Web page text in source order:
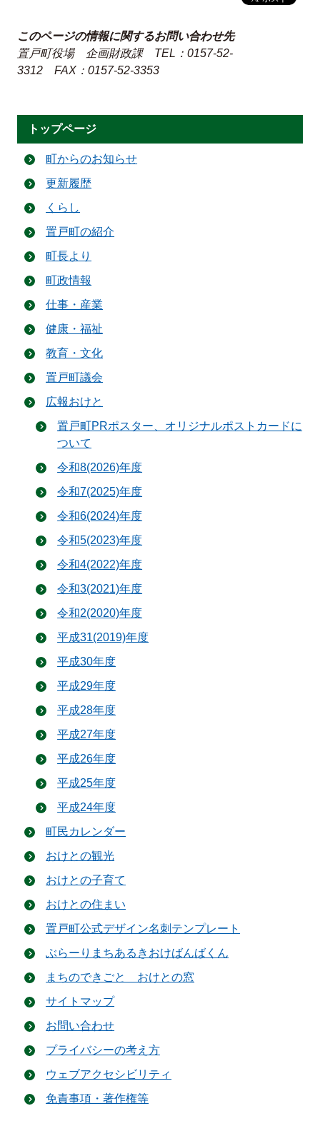
このページの情報に関するお問い合わせ先
置戸町役場 企画財政課
TEL：0157-52-
3312
FAX：0157-52-3353
トップページ
町からのお知らせ
更新履歴
くらし
置戸町の紹介
町長より
町政情報
仕事・産業
健康・福祉
教育・文化
置戸町議会
広報おけと
置戸町PRポスター、オリジナルポストカードに
ついて
令和8(2026)年度
令和7(2025)年度
令和6(2024)年度
令和5(2023)年度
令和4(2022)年度
令和3(2021)年度
令和2(2020)年度
平成31(2019)年度
平成30年度
平成29年度
平成28年度
平成27年度
平成26年度
平成25年度
平成24年度
町民カレンダー
おけとの観光
おけとの子育て
おけとの住まい
置戸町公式デザイン名刺テンプレート
ぶらーりまちあるきおけばんばくん
まちのできごと おけとの窓
サイトマップ
お問い合わせ
プライバシーの考え方
ウェブアクセシビリティ
免責事項・著作権等